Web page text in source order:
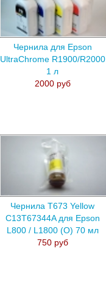
Чернила для Epson
UltraChrome R1900/R2000
1 л
2000 руб
Чернила T673 Yellow
C13T67344A для Epson
L800 / L1800 (О) 70 мл
750 руб